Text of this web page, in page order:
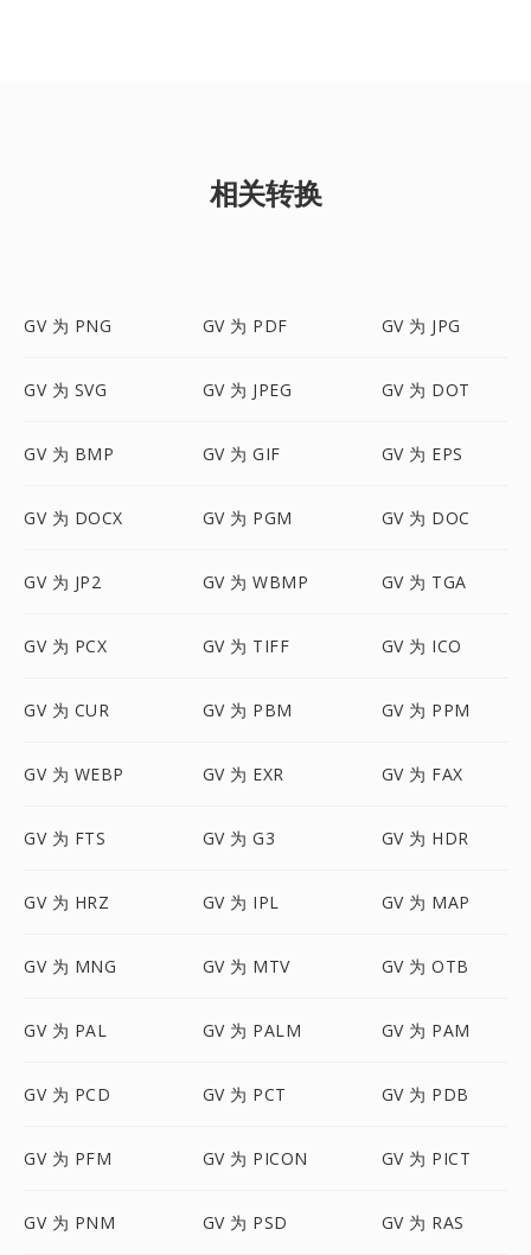
相关转换
GV 为 PNG GV 为 PDF GV 为 JPG
GV 为 SVG GV 为 JPEG GV 为 DOT
GV 为 BMP GV 为 GIF GV 为 EPS
GV 为 DOCX GV 为 PGM GV 为 DOC
GV 为 JP2 GV 为 WBMP GV 为 TGA
GV 为 PCX GV 为 TIFF GV 为 ICO
GV 为 CUR GV 为 PBM GV 为 PPM
GV 为 WEBP GV 为 EXR GV 为 FAX
GV 为 FTS GV 为 G3 GV 为 HDR
GV 为 HRZ GV 为 IPL GV 为 MAP
GV 为 MNG GV 为 MTV GV 为 OTB
GV 为 PAL GV 为 PALM GV 为 PAM
GV 为 PCD GV 为 PCT GV 为 PDB
GV 为 PFM GV 为 PICON GV 为 PICT
GV 为 PNM GV 为 PSD GV 为 RAS